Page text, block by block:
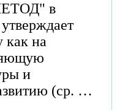
в
как на
и
(ср. …